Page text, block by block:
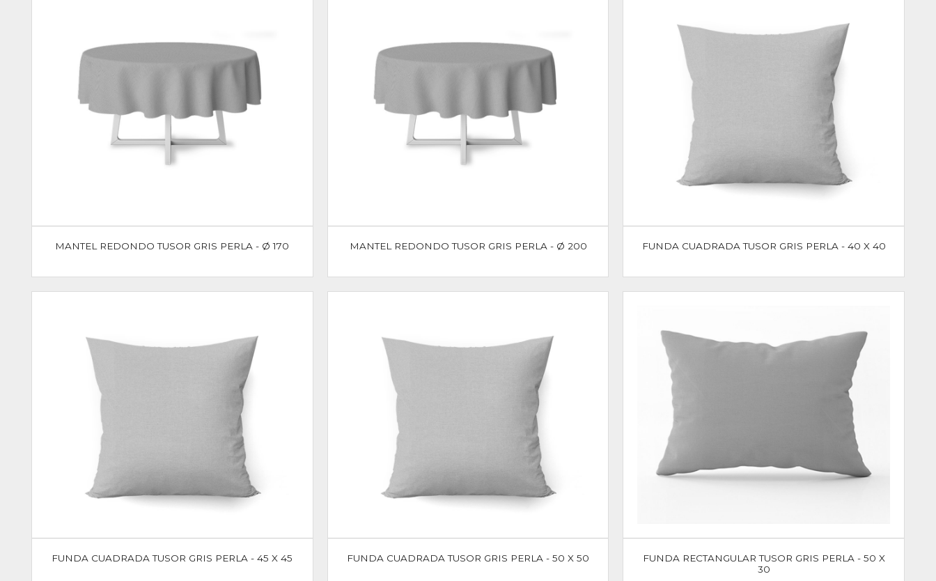
MANTEL REDONDO TUSOR GRIS PERLA - Ø 170 MANTEL REDONDO TUSOR GRIS PERLA - Ø 200 FUNDA CUADRADA TUSOR GRIS PERLA - 40 X 40
FUNDA CUADRADA TUSOR GRIS PERLA - 45 X 45 FUNDA CUADRADA TUSOR GRIS PERLA - 50 X 50
FUNDA RECTANGULAR TUSOR GRIS PERLA - 50 X
30